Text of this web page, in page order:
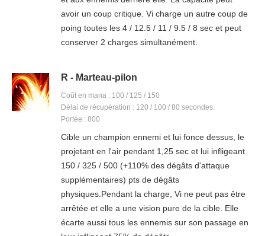
avoir un coup critique. Vi charge un autre coup de
poing toutes les 4 / 12.5 / 11 / 9.5 / 8 sec et peut
conserver 2 charges simultanément.
R - Marteau-pilon
Coût en mana : 100 / 125 / 150
Délai de récupération : 120 / 100 / 80 secondes.
Portée : 800
Cible un champion ennemi et lui fonce dessus, le
projetant en l'air pendant 1,25 sec et lui infligeant
150 / 325 / 500 (+110% des dégâts d'attaque
supplémentaires) pts de dégâts
physiques.Pendant la charge, Vi ne peut pas être
arrêtée et elle a une vision pure de la cible. Elle
écarte aussi tous les ennemis sur son passage en